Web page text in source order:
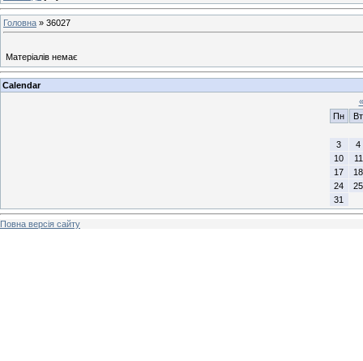
Головна » 36027
Матеріалів немає
Calendar
«
Пн
Вт
3
4
10
11
17
18
24
25
31
Повна версія сайту